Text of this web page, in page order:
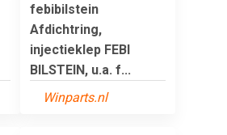
febibilstein
Afdichtring,
injectieklep FEBI
BILSTEIN, u.a. f...
Winparts.nl